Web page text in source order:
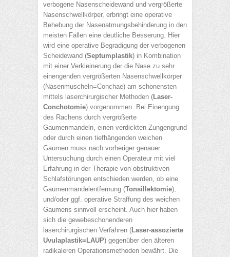
verbogene Nasenscheidewand und vergrößerte
Nasenschwellkörper, erbringt eine operative
Behebung der Nasenatmungsbehinderung in den
meisten Fällen eine deutliche Besserung. Hier
wird eine operative Begradigung der verbogenen
Scheidewand (Septumplastik) in Kombination
mit einer Verkleinerung der die Nase zu sehr
einengenden vergrößerten Nasenschwellkörper
(Nasenmuscheln=Conchae) am schonensten
mittels laserchirurgischer Methoden (Laser-
Conchotomie) vorgenommen. Bei Einengung
des Rachens durch vergrößerte
Gaumenmandeln, einen verdickten Zungengrund
oder durch einen tiefhängenden weichen
Gaumen muss nach vorheriger genauer
Untersuchung durch einen Operateur mit viel
Erfahrung in der Therapie von obstruktiven
Schlafstörungen entschieden werden, ob eine
Gaumenmandelentfernung (Tonsillektomie),
und/oder ggf. operative Straffung des weichen
Gaumens sinnvoll erscheint. Auch hier haben
sich die gewebeschonenderen
laserchirurgischen Verfahren (Laser-assozierte
Uvulaplastik=LAUP) gegenüber den älteren
radikaleren Operationsmethoden bewährt. Die